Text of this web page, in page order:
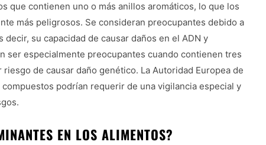
que contienen uno o más anillos aromáticos, lo que los
más peligrosos. Se consideran preocupantes debido a
su capacidad de causar daños en el ADN y
ser especialmente preocupantes cuando contienen tres
de causar daño genético. La Autoridad Europea de
podrían requerir de una vigilancia especial y
EN LOS ALIMENTOS?